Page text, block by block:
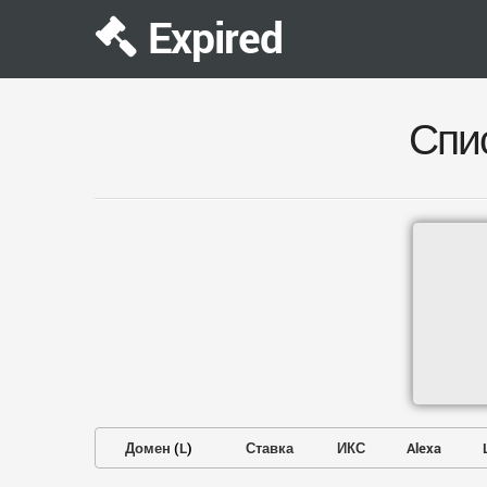
Expired
Домен (L) Ставка ИКС Alexa